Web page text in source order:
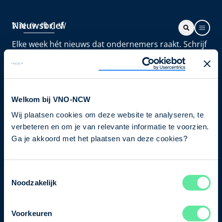
Welkom bij VNO-NCW
Wij plaatsen cookies om deze website te analyseren, te
verbeteren en om je van relevante informatie te voorzien.
Ga je akkoord met het plaatsen van deze cookies?
Noodzakelijk
Voorkeuren
Nieuwsbrief
Elke week hét nieuws dat ondernemers raakt. Schrijf
je nu in voor de VNO-NCW nieuwsbrief.
Schrijf je in
Direct naar
Ons verhaal
Bezuidenhoutseweg 12
T+31 70 349 03 49